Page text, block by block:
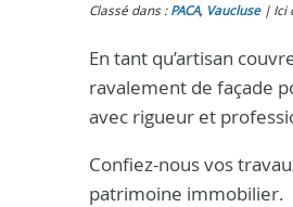
Classé dans : PACA, Vaucluse Ici
En tant qu’artisan
ravalement de façade
avec rigueur et
Confiez-nous vos
patrimoine immobilier.